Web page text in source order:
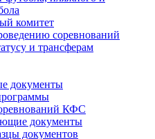
комитет
соревнований
и трансферам
документы
КФС
документы
документов